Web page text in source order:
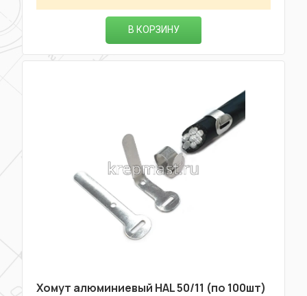
В КОРЗИНУ
Хомут алюминиевый HAL 50/11 (по 100шт)